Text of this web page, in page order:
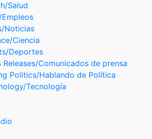
Salud
Noticias
Ciencia
Deportes
Releases/Comunicados de prensa
Politics/Hablando de Política
Tecnología